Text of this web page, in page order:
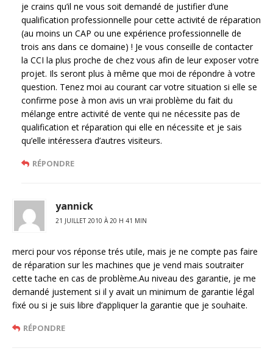
je crains qu’il ne vous soit demandé de justifier d’une
qualification professionnelle pour cette activité de réparation
(au moins un CAP ou une expérience professionnelle de
trois ans dans ce domaine) ! Je vous conseille de contacter
la CCI la plus proche de chez vous afin de leur exposer votre
projet. Ils seront plus à même que moi de répondre à votre
question. Tenez moi au courant car votre situation si elle se
confirme pose à mon avis un vrai problème du fait du
mélange entre activité de vente qui ne nécessite pas de
qualification et réparation qui elle en nécessite et je sais
qu’elle intéressera d’autres visiteurs.
RÉPONDRE
yannick
21 JUILLET 2010 À 20 H 41 MIN
merci pour vos réponse trés utile, mais je ne compte pas faire
de réparation sur les machines que je vend mais soutraiter
cette tache en cas de problème.Au niveau des garantie, je me
demandé justement si il y avait un minimum de garantie légal
fixé ou si je suis libre d’appliquer la garantie que je souhaite.
RÉPONDRE